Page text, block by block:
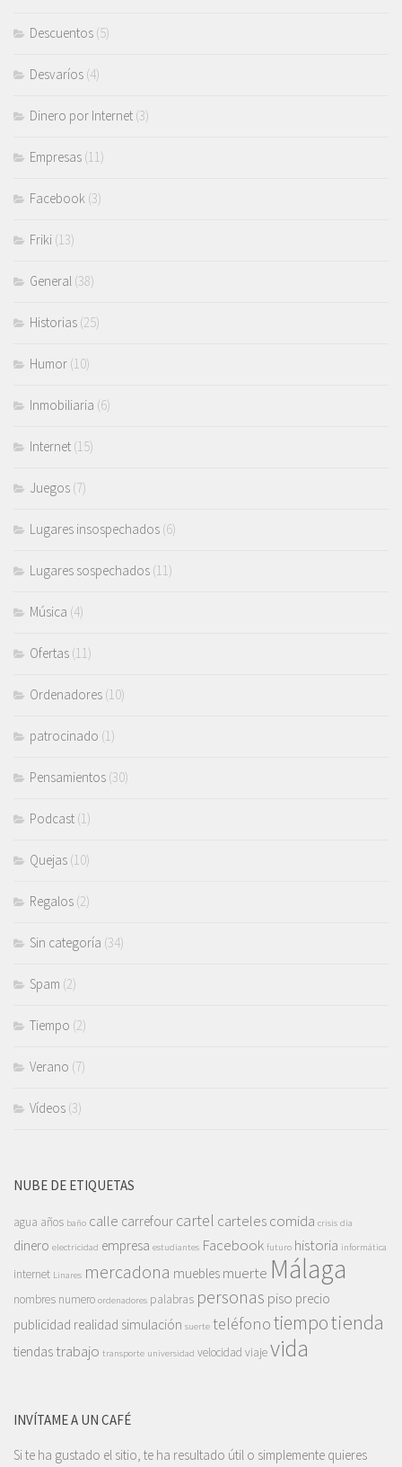
Descuentos (5)
Desvaríos (4)
Dinero por Internet (3)
Empresas (11)
Facebook (3)
Friki (13)
General (38)
Historias (25)
Humor (10)
Inmobiliaria (6)
Internet (15)
Juegos (7)
Lugares insospechados (6)
Lugares sospechados (11)
Música (4)
Ofertas (11)
Ordenadores (10)
patrocinado (1)
Pensamientos (30)
Podcast (1)
Quejas (10)
Regalos (2)
Sin categoría (34)
Spam (2)
Tiempo (2)
Verano (7)
Vídeos (3)
NUBE DE ETIQUETAS
agua años baño calle carrefour cartel cartelescomida crisis dia
dinero electricidad empresa estudiantes Facebook futuro historia informática
internet Linares mercadona muebles muerte Málaga
nombres numero ordenadores palabras personas piso precio
publicidad realidad simulación suerte teléfonotiempotienda
tiendas trabajo transporte universidad velocidad viajevida
INVÍTAME A UN CAFÉ
Si te ha gustado el sitio, te ha resultado útil o simplemente quieres